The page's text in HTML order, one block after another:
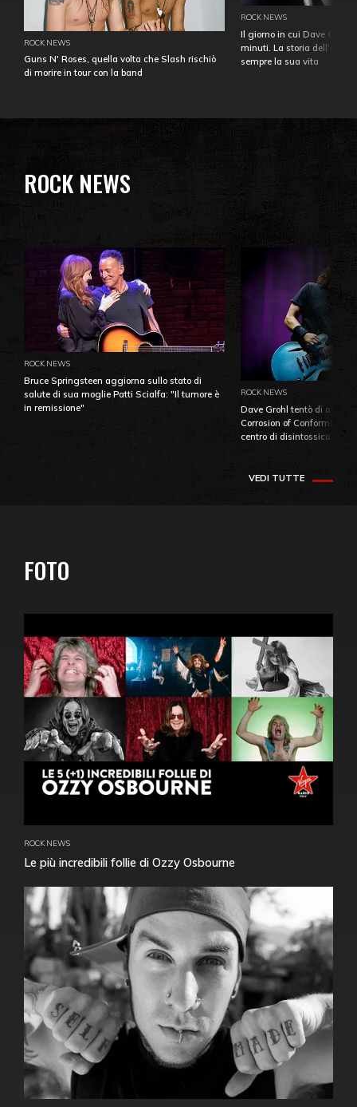
ROCK NEWS
Guns N' Roses, quella volta che Slash rischiò
di morire in tour con la band
ROCK NEWS
Il giorno in cui Dave
minuti. La storia
sempre la sua vita
ROCK NEWS
ROCK NEWS
Bruce Springsteen aggiorna sullo stato di
salute di sua moglie Patti Scialfa: "Il tumore è
in remissione"
ROCK NEWS
Dave Grohl tentò di
Corrosion of Conformity
centro di
VEDI TUTTE
FOTO
ROCK NEWS
Le più incredibili follie di Ozzy Osbourne